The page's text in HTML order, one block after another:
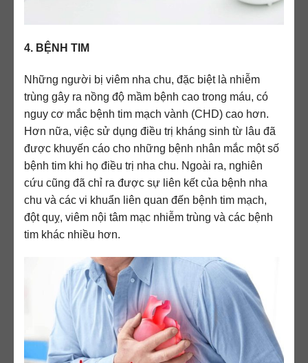
4. BỆNH TIM
Những người bị viêm nha chu, đặc biệt là nhiễm
trùng gây ra nồng độ mầm bệnh cao trong máu, có
nguy cơ mắc bệnh tim mạch vành (CHD) cao hơn.
Hơn nữa, việc sử dụng điều trị kháng sinh từ lâu đã
được khuyến cáo cho những bệnh nhân mắc một số
bệnh tim khi họ điều trị nha chu. Ngoài ra, nghiên
cứu cũng đã chỉ ra được sự liên kết của bệnh nha
chu và các vi khuẩn liên quan đến bệnh tim mạch,
đột quỵ, viêm nội tâm mạc nhiễm trùng và các bệnh
tim khác nhiều hơn.